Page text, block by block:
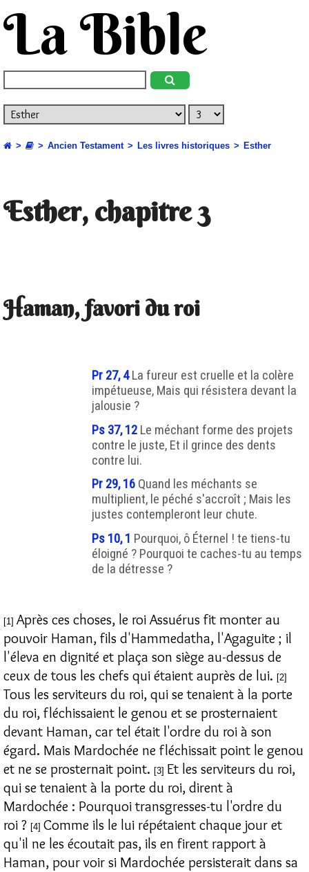
La Bible
Ancien Testament Les livres historiques Esther
Esther, chapitre 3
Haman, favori du roi
Pr 27, 4La fureur est cruelle et la colère
impétueuse, Mais qui résistera devant la
jalousie ?
Ps 37, 12 Le méchant forme des projets
contre le juste, Et il grince des dents
contre lui.
Pr 29, 16 Quand les méchants se
multiplient, le péché s'accroît ; Mais les
justes contempleront leur chute.
Ps 10, 1 Pourquoi, ô Éternel ! te tiens-tu
éloigné ? Pourquoi te caches-tu au temps
de la détresse ?
[1] Après ces choses, le roi Assuérus fit monter au
pouvoir Haman, fils d'Hammedatha, l'Agaguite ; il
l'éleva en dignité et plaça son siège au-dessus de
ceux de tous les chefs qui étaient auprès de lui. [2]
Tous les serviteurs du roi, qui se tenaient à la porte
du roi, fléchissaient le genou et se prosternaient
devant Haman, car tel était l'ordre du roi à son
égard. Mais Mardochée ne fléchissait point le genou
et ne se prosternait point. [3] Et les serviteurs du roi,
qui se tenaient à la porte du roi, dirent à
Mardochée : Pourquoi transgresses-tu l'ordre du
roi ? [4] Comme ils le lui répétaient chaque jour et
qu'il ne les écoutait pas, ils en firent rapport à
Haman, pour voir si Mardochée persisterait dans sa